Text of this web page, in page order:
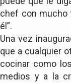
chef con mucho
él”.
Una vez
que a cualquier
cocinar como
medios y a la